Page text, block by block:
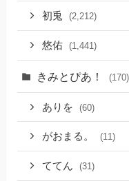
初兎 (2,212)
悠佑 (1,441)
きみとぴあ！ (170)
ありを (60)
がおまる。 (11)
ててん (31)